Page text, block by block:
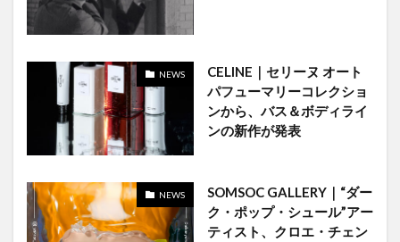
NEWS
CELINE｜セリーヌ オート
パフューマリーコレクショ
ンから、バス＆ボディライ
ンの新作が発表
NEWS
SOMSOC GALLERY｜“ダー
ク・ポップ・シュール”アー
ティスト、クロエ・チェン